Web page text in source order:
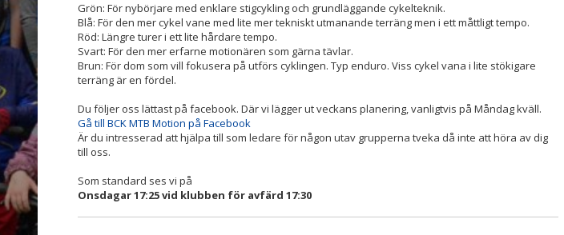
Grön: För nybörjare med enklare stigcykling och grundläggande cykelteknik.
Blå: För den mer cykel vane med lite mer tekniskt utmanande terräng men i ett måttligt tempo.
Röd: Längre turer i ett lite hårdare tempo.
Svart: För den mer erfarne motionären som gärna tävlar.
Brun: För dom som vill fokusera på utförs cyklingen. Typ enduro. Viss cykel vana i lite stökigare
terräng är en fördel.
Du följer oss lättast på facebook. Där vi lägger ut veckans planering, vanligtvis på Måndag kväll.
Gå till BCK MTB Motion på Facebook
Är du intresserad att hjälpa till som ledare för någon utav grupperna tveka då inte att höra av dig
till oss.
Som standard ses vi på
Onsdagar 17:25 vid klubben för avfärd 17:30